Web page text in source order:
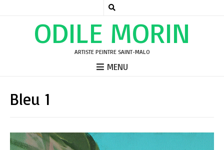
ODILE MORIN
ARTISTE PEINTRE SAINT-MALO
MENU
Bleu 1